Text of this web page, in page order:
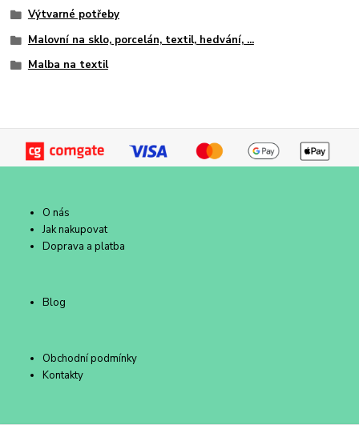
Výtvarné potřeby
Malovní na sklo, porcelán, textil, hedvání, ...
Malba na textil
O nás
Jak nakupovat
Doprava a platba
Blog
Obchodní podmínky
Kontakty